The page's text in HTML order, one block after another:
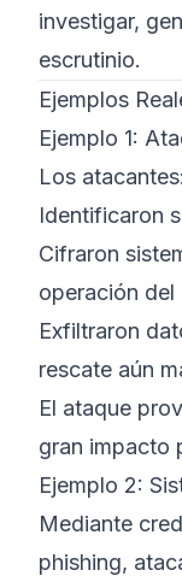
investigar,
escrutinio.
Ejemplos
Ejemplo 1:
Los atacantes:
Identificaron
Cifraron
operación del
Exfiltraron
rescate aún
El ataque
gran impacto
Ejemplo 2:
Mediante
phishing,